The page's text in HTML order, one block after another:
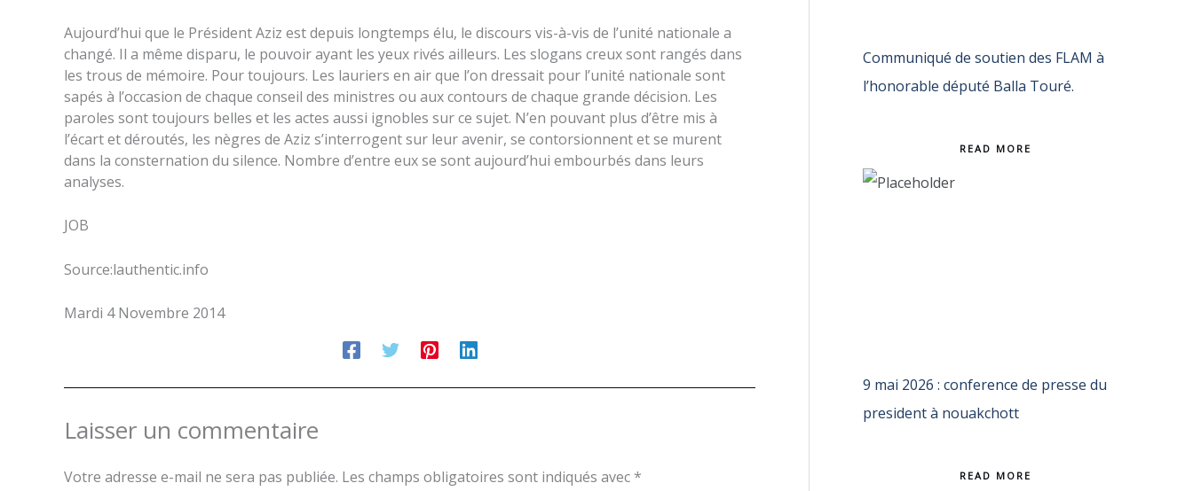
Aujourd’hui que le Président Aziz est depuis longtemps élu, le discours vis-à-vis de l’unité nationale a
changé. Il a même disparu, le pouvoir ayant les yeux rivés ailleurs. Les slogans creux sont rangés dans
les trous de mémoire. Pour toujours. Les lauriers en air que l’on dressait pour l’unité nationale sont
sapés à l’occasion de chaque conseil des ministres ou aux contours de chaque grande décision. Les
paroles sont toujours belles et les actes aussi ignobles sur ce sujet. N’en pouvant plus d’être mis à
l’écart et déroutés, les nègres de Aziz s’interrogent sur leur avenir, se contorsionnent et se murent
dans la consternation du silence. Nombre d’entre eux se sont aujourd’hui embourbés dans leurs
analyses.
JOB
Source:lauthentic.info
Mardi 4 Novembre 2014
Laisser un commentaire
Votre adresse e-mail ne sera pas publiée. Les champs obligatoires sont indiqués avec *
Communiqué de soutien des FLAM à
l’honorable député Balla Touré.
READ MORE
9 mai 2026 : conference de presse du
president à nouakchott
READ MORE